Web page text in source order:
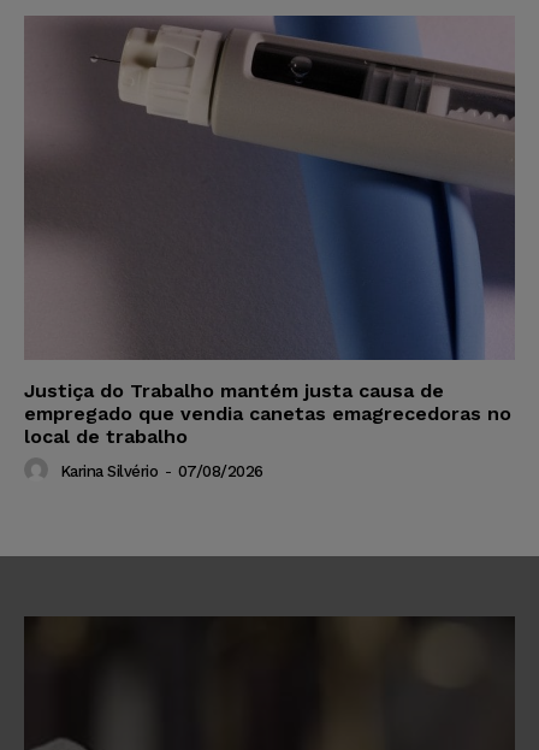
Justiça do Trabalho mantém justa causa de
empregado que vendia canetas emagrecedoras no
local de trabalho
Karina Silvério - 07/08/2026